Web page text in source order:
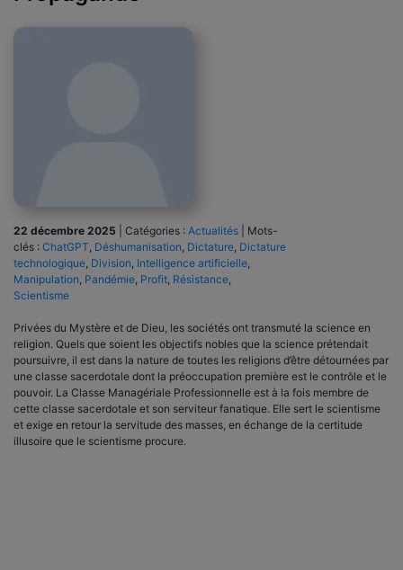
22 décembre 2025 Catégories : Actualités
Mots-
clés : ChatGPT, Déshumanisation, Dictature, Dictature
technologique, Division, Intelligence artificielle,
Manipulation, Pandémie, Profit, Résistance,
Scientisme
Privées du Mystère et de Dieu, les sociétés ont transmuté la science en
religion. Quels que soient les objectifs nobles que la science prétendait
poursuivre, il est dans la nature de toutes les religions d’être détournées par
une classe sacerdotale dont la préoccupation première est le contrôle et le
pouvoir. La Classe Managériale Professionnelle est à la fois membre de
cette classe sacerdotale et son serviteur fanatique. Elle sert le scientisme
et exige en retour la servitude des masses, en échange de la certitude
illusoire que le scientisme procure.